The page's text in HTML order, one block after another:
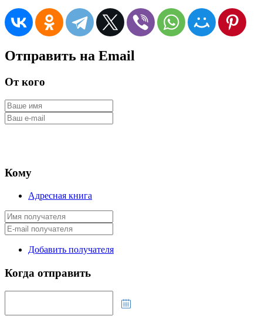
Отправить на Email
От кого
Кому
Адресная книга
Добавить получателя
Когда отправить